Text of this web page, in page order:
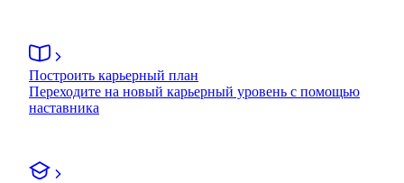
Построить карьерный план
Переходите на новый карьерный уровень с помощью
наставника